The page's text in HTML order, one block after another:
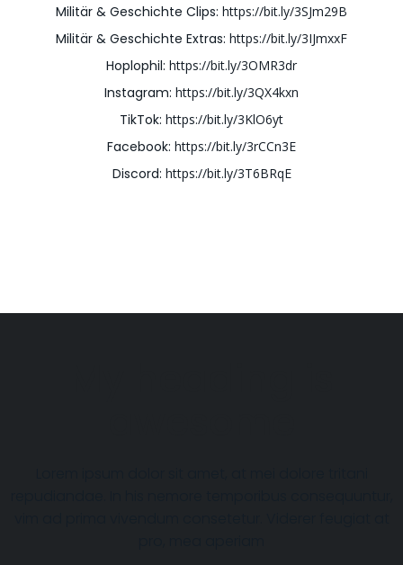
Militär & Geschichte Clips: https://bit.ly/3SJm29B
Militär & Geschichte Extras: https://bit.ly/3IJmxxF
Hoplophil: https://bit.ly/3OMR3dr
Instagram: https://bit.ly/3QX4kxn
TikTok: https://bit.ly/3KlO6yt
Facebook: https://bit.ly/3rCCn3E
Discord: https://bit.ly/3T6BRqE